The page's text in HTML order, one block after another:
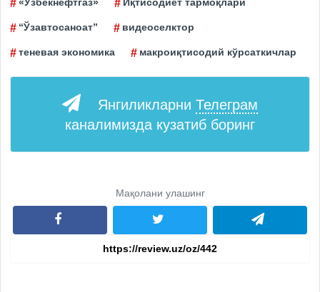
«Ўзбекнефтгаз» Иқтисодиёт тармоқлари
“Ўзавтосаноат” видеоселктор
теневая экономика макроиқтисодий кўрсаткичлар
Янгиликларни Телеграм
каналимизда кузатиб боринг
Мақолани улашинг